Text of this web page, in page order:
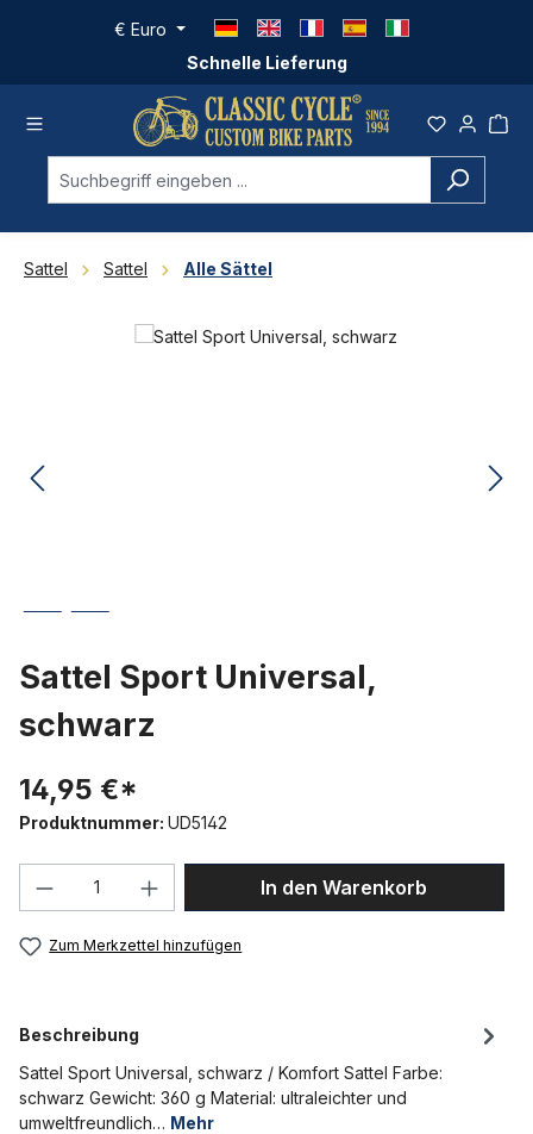
Zum Hauptinhalt springen
Schnelle Lieferung
€ Euro
Sattel Sattel Alle Sättel
Bildergalerie überspringen
Sattel Sport Universal,
schwarz
14,95 €*
Produktnummer: UD5142
Produkt Anzahl: Gib den gewünschten
In den Warenkorb
Zum Merkzettel hinzufügen
Beschreibung
Sattel Sport Universal, schwarz / Komfort Sattel Farbe:
schwarz Gewicht: 360 g Material: ultraleichter und
umweltfreundlich… Mehr